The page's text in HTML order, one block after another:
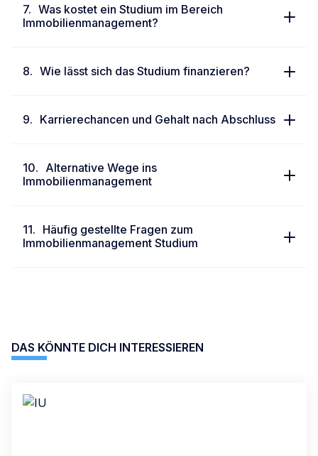
Was kostet ein Studium im Bereich
Immobilienmanagement?
Wie lässt sich das Studium finanzieren?
Karrierechancen und Gehalt nach Abschluss
Alternative Wege ins
Immobilienmanagement
Häufig gestellte Fragen zum
Immobilienmanagement Studium
DAS KÖNNTE DICH INTERESSIEREN